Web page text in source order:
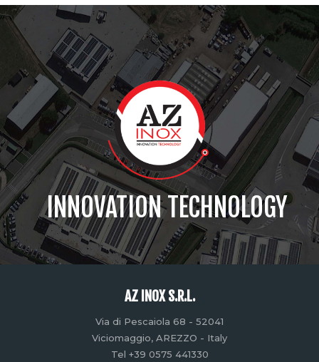
INNOVATION TECHNOLOGY
AZ INOX S.R.L.
Via di Pescaiola 68 - 52041
Viciomaggio, AREZZO - Italy
Tel +39 0575 441330